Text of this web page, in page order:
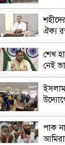
ঐক্য
শেখ
নেই
ও
পাক